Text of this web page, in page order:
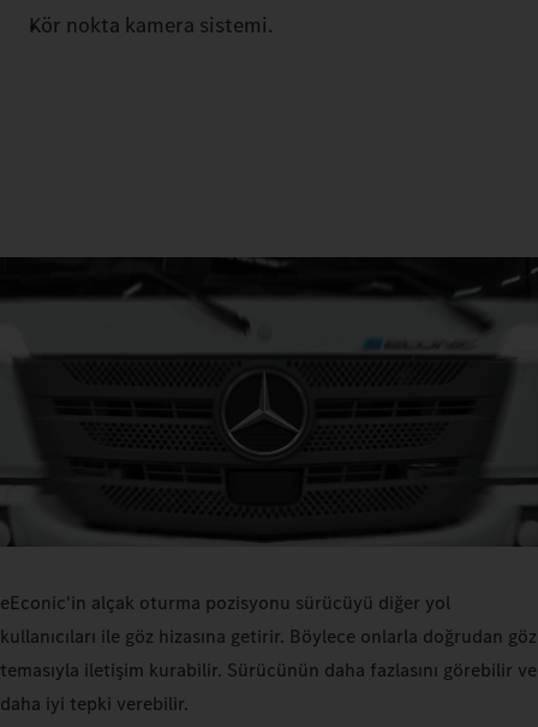
Kör nokta kamera sistemi.
eEconic'in alçak oturma pozisyonu sürücüyü diğer yol
kullanıcıları ile göz hizasına getirir. Böylece onlarla doğrudan göz
temasıyla iletişim kurabilir. Sürücünün daha fazlasını görebilir ve
daha iyi tepki verebilir.